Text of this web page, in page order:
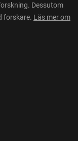
Dessutom
forskare. Läs mer om